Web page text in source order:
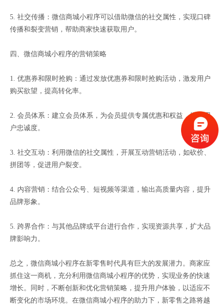
5. 社交传播：微信商城小程序可以借助微信的社交属性，实现口碑
传播和裂变营销，帮助商家快速获取用户。
四、微信商城小程序的营销策略
1. 优惠券和限时抢购：通过发放优惠券和限时抢购活动，激发用户
购买欲望，提高转化率。
2. 会员体系：建立会员体系，为会员提供专属优惠和权益，提高用
户忠诚度。
3. 社交互动：利用微信的社交属性，开展互动营销活动，如砍价、
拼团等，促进用户裂变。
4. 内容营销：结合公众号、短视频等渠道，输出高质量内容，提升
品牌形象。
5. 跨界合作：与其他品牌或平台进行合作，实现资源共享，扩大品
牌影响力。
总之，微信商城小程序在新零售时代具有巨大的发展潜力。商家应
抓住这一商机，充分利用微信商城小程序的优势，实现业务的快速
增长。同时，不断创新和优化营销策略，提升用户体验，以适应不
断变化的市场环境。在微信商城小程序的助力下，新零售之路将越